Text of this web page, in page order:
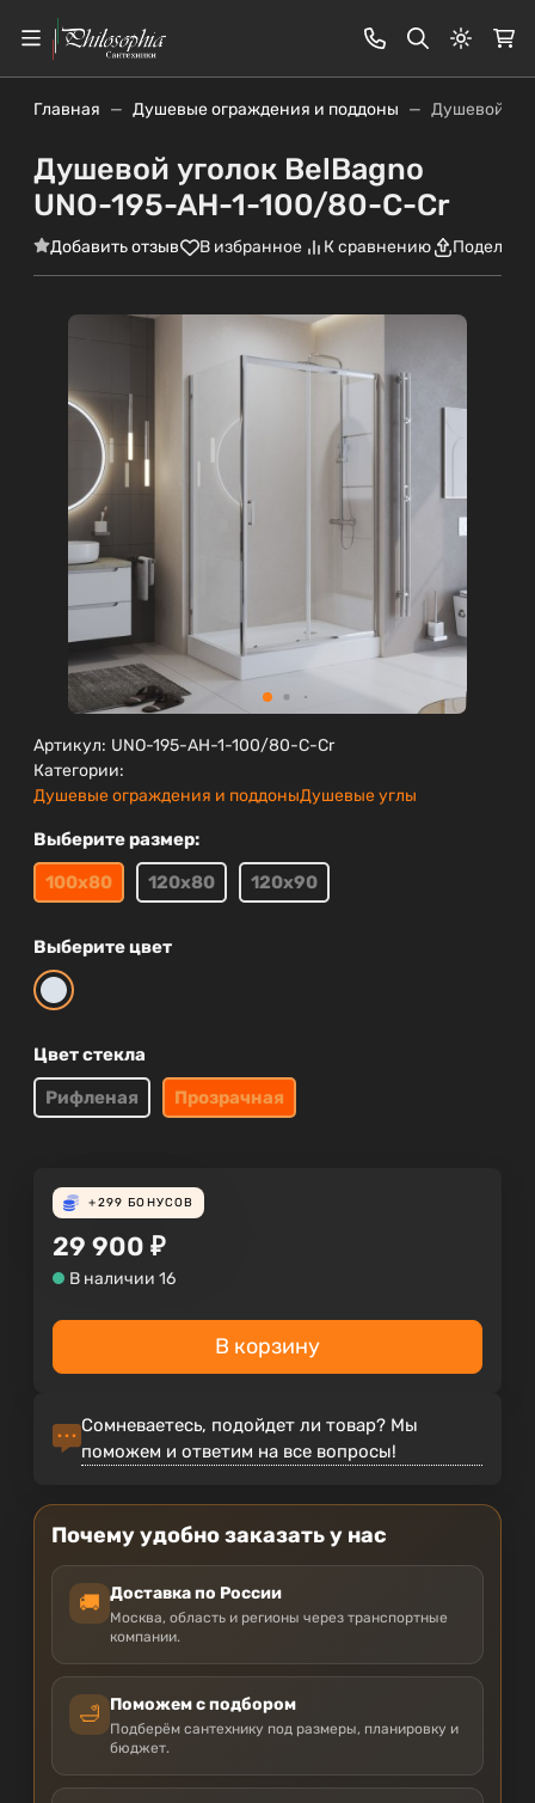
Главная Душевые ограждения и поддоны Душевой
Душевой уголок BelBagno
UNO-195-AH-1-100/80-C-Cr
Добавить отзыв В избранное К сравнению
Артикул: UNO-195-AH-1-100/80-C-Cr
Категории:
Душевые ограждения и поддоныДушевые углы
Выберите размер:
100х80
120х80 120х90
Выберите цвет
Цвет стекла
Рифленая
Прозрачная
+299 БОНУСОВ
29 900 ₽
В наличии 16
В корзину
Сомневаетесь, подойдет ли товар? Мы
поможем и ответим на все вопросы!
Почему удобно заказать у нас
🚚 Доставка по России
Москва, область и регионы через транспортные
компании.
🛁 Поможем с подбором
Подберём сантехнику под размеры, планировку и
бюджет.